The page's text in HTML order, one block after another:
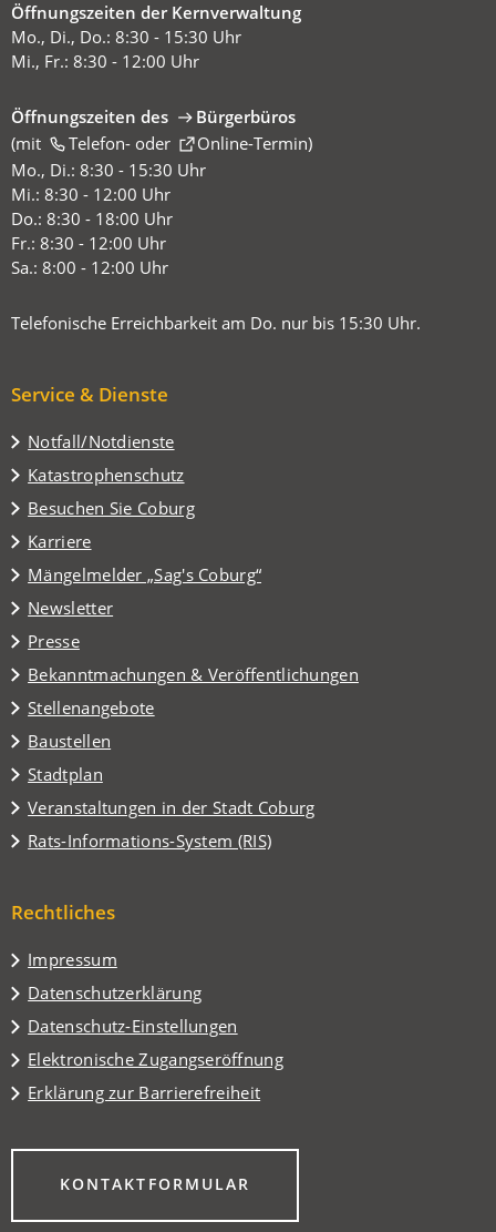
Öffnungszeiten der Kernverwaltung
Mo., Di., Do.: 8:30 - 15:30 Uhr
Mi., Fr.: 8:30 - 12:00 Uhr
Öffnungszeiten des
Bürgerbüros
(mit
Telefon-oder Online-Termin
(Öffnet
in
einem
neuen
Tab)
)
Mo., Di.: 8:30 - 15:30 Uhr
Mi.: 8:30 - 12:00 Uhr
Do.: 8:30 - 18:00 Uhr
Fr.: 8:30 - 12:00 Uhr
Sa.: 8:00 - 12:00 Uhr
Telefonische Erreichbarkeit am Do. nur bis 15:30 Uhr.
Service & Dienste
Notfall/Notdienste
Katastrophenschutz
Besuchen Sie Coburg
(Öffnet
in
einem
neuen
Tab)
Karriere
Mängelmelder „Sag's Coburg“
(Öffnet
in
einem
neuen
Tab)
Newsletter
Presse
Bekanntmachungen & Veröffentlichungen
Stellenangebote
Baustellen
Stadtplan
(Öffnet
in
einem
neuen
Veranstaltungen in der Stadt Coburg
(Öffnet
in
einem
Tab)
Rats-Informations-System (RIS)
(Öffnet
neuen
Rechtliches
Impressum
Datenschutzerklärung
Datenschutz-Einstellungen
Elektronische Zugangseröffnung
Erklärung zur Barrierefreiheit
KONTAKTFORMULAR
(ÖFFNET